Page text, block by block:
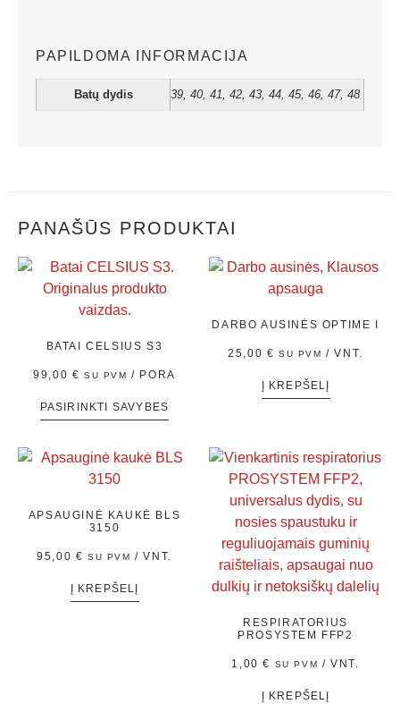
PAPILDOMA INFORMACIJA
Batų dydis 39, 40, 41, 42, 43, 44, 45, 46, 47, 48
PANAŠŪS PRODUKTAI
BATAI CELSIUS S3
99,00 € SU PVM / PORA
PASIRINKTI SAVYBES
DARBO AUSINĖS OPTIME I
25,00 € SU PVM / VNT.
Į KREPŠELĮ
APSAUGINĖ KAUKĖ BLS
3150
95,00 € SU PVM / VNT.
Į KREPŠELĮ
RESPIRATORIUS
PROSYSTEM FFP2
1,00€ SU PVM / VNT.
Į KREPŠELĮ